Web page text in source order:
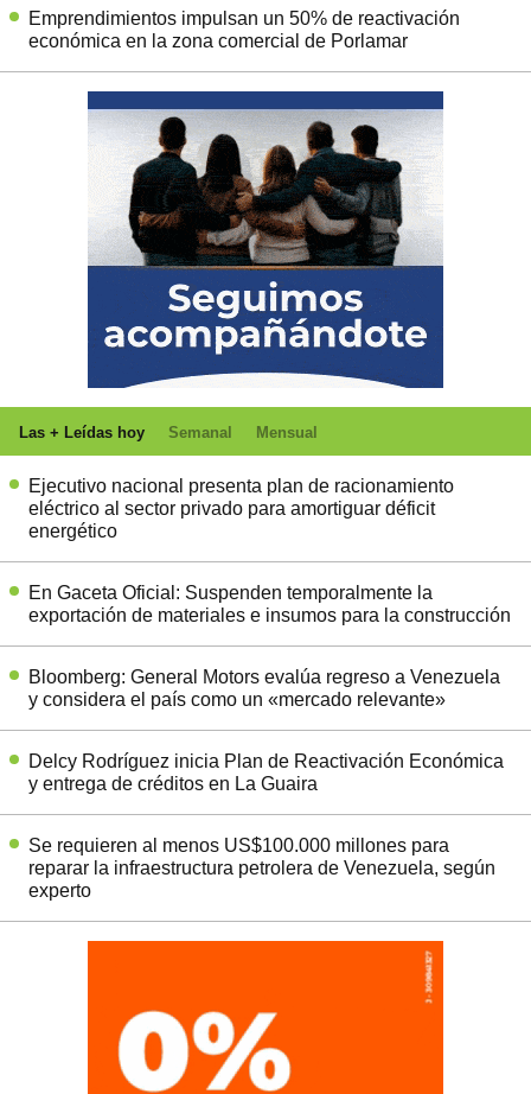
Emprendimientos impulsan un 50% de reactivación
económica en la zona comercial de Porlamar
Las + Leídas hoy Semanal Mensual
Ejecutivo nacional presenta plan de racionamiento
eléctrico al sector privado para amortiguar déficit
energético
En Gaceta Oficial: Suspenden temporalmente la
exportación de materiales e insumos para la construcción
Bloomberg: General Motors evalúa regreso a Venezuela
y considera el país como un «mercado relevante»
Delcy Rodríguez inicia Plan de Reactivación Económica
y entrega de créditos en La Guaira
Se requieren al menos US$100.000 millones para
reparar la infraestructura petrolera de Venezuela, según
experto